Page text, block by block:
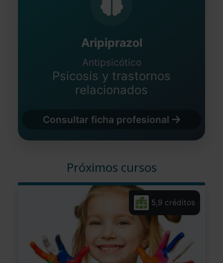
Aripiprazol
Antipsicótico
Psicosis y trastornos
relacionados
Consultar ficha profesional
Próximos cursos
5,9 créditos